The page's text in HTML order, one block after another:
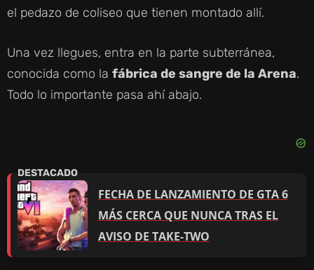
el pedazo de coliseo que tienen montado allí.
Una vez llegues, entra en la parte subterránea,
conocida como la fábrica de sangre de la Arena.
Todo lo importante pasa ahí abajo.
FECHA DE LANZAMIENTO DE GTA 6
MÁS CERCA QUE NUNCA TRAS EL
AVISO DE TAKE-TWO